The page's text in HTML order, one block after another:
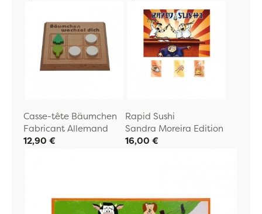
Casse-tête Bäumchen
Fabricant Allemand
12,90 €
Rapid Sushi
Sandra Moreira Edition
16,00 €